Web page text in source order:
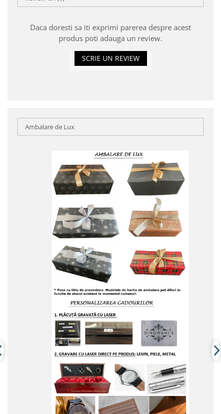
Daca doresti sa iti exprimi parerea despre acest
produs poti adauga un review.
SCRIE UN REVIEW
Ambalare de Lux